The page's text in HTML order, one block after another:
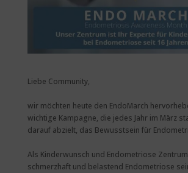
Liebe Community,
wir möchten heute den EndoMarch
wichtige Kampagne, die jedes Jahr im März
darauf abzielt, das Bewusstsein für
Als Kinderwunsch und Endometriose
schmerzhaft und belastend Endometriose